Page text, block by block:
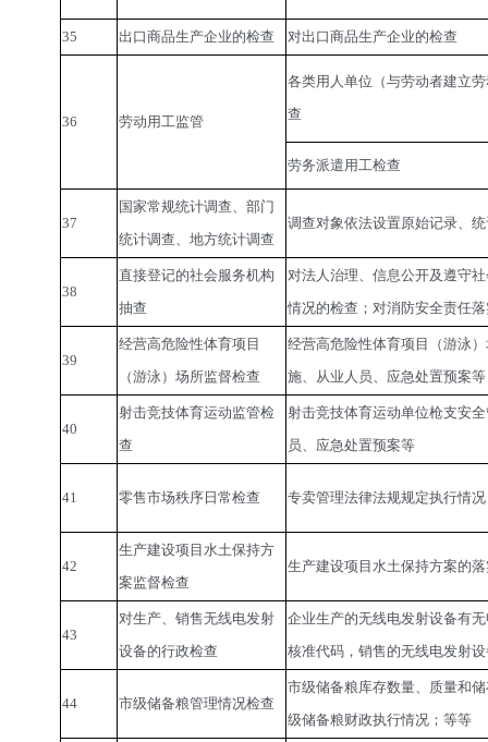
35 出口商品生产企业的检查 对出口商品生产企业的检查
36 劳动用工监管
各类用人单位（与劳动者建立
查
劳务派遣用工检查
37
国家常规统计调查、部门
统计调查、地方统计调查
调查对象依法设置原始记录、
38
直接登记的社会服务机构
抽查
对法人治理、信息公开及遵守
情况的检查；对消防安全责任
39
经营高危险性体育项目
（游泳）场所监督检查
经营高危险性体育项目（游泳
施、从业人员、应急处置预案等
40
射击竞技体育运动监管检
查
射击竞技体育运动单位枪支安
员、应急处置预案等
41 零售市场秩序日常检查 专卖管理法律法规规定执行情
42
生产建设项目水土保持方
案监督检查
生产建设项目水土保持方案的
43
对生产、销售无线电发射
设备的行政检查
企业生产的无线电发射设备有
核准代码，销售的无线电发射
44 市级储备粮管理情况检查
市级储备粮库存数量、质量和
级储备粮财政执行情况；等等